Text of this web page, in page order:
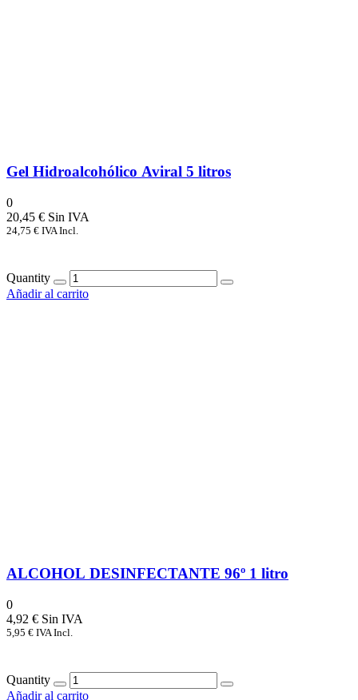
Gel Hidroalcohólico Aviral 5 litros
0
20,45 €
24,75 € IVA Incl.
Quantity
Añadir al carrito
ALCOHOL DESINFECTANTE 96º 1 litro
0
4,92 €
5,95 € IVA Incl.
Quantity
Añadir al carrito